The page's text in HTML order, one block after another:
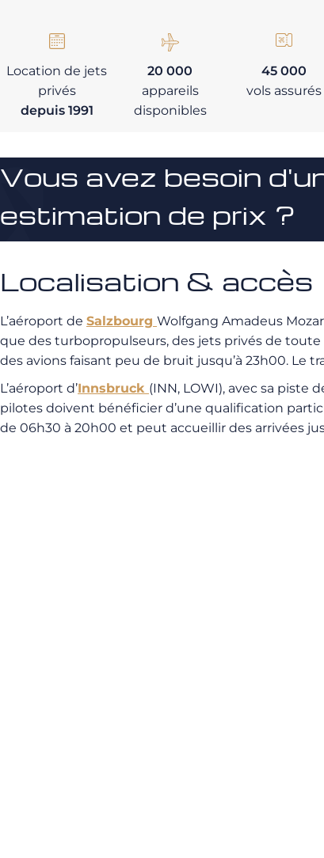
Location de jets
privés
depuis 1991
20 000
appareils
disponibles
45 000
vols assurés
Vous avez besoin
estimation de prix ?
Localisation & accès
L’aéroport de Salzbourg Wolfgang Amadeus
que des turbopropulseurs, des jets privés de
des avions faisant peu de bruit jusqu’à 23h00. Le
L’aéroport d’Innsbruck (INN, LOWI), avec sa piste
pilotes doivent bénéficier d’une qualification
de 06h30 à 20h00 et peut accueillir des arrivées